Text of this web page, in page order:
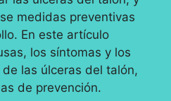
medidas preventivas
En este artículo
los síntomas y los
las úlceras del talón,
de prevención.